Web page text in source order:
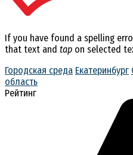
If you have found a spelling
that text and tap on selected
Городская среда Екатеринбург
область
Рейтинг